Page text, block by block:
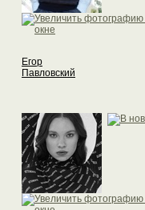
Егор
Павловский